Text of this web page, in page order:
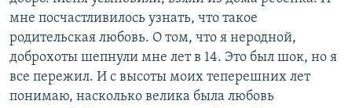
мне посчастливилось узнать, что такое
родительская любовь. О том, что я неродной,
доброхоты шепнули мне лет в 14. Это был шок, но я
все пережил. И с высоты моих теперешних лет
понимаю, насколько велика была любовь